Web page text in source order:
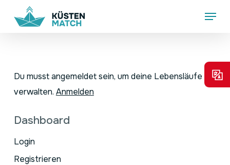
Menu
Du musst angemeldet sein, um deine Lebensläufe zu
verwalten. Anmelden
Dashboard
Login
Registrieren